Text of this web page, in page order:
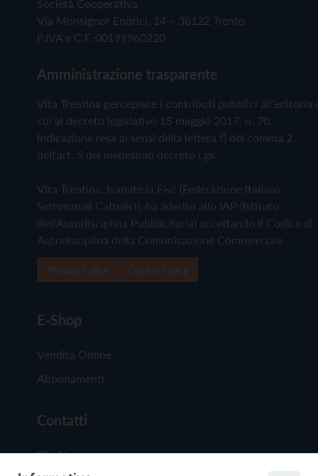
Società Cooperativa
Via Monsignor Endrici, 14 – 38122 Trento
P.IVA e C.F. 00199960220
Amministrazione trasparente
Vita Trentina percepisce i contributi pubblici all'editoria
cui al decreto legislativo 15 maggio 2017, n. 70.
Indicazione resa ai sensi della lettera f) del comma 2
dell'art. 5 del medesimo decreto Lgs.
Vita Trentina, tramite la Fisc (Federazione Italiana
Settimanali Cattolici), ha aderito allo IAP (Istituto
dell'Autodisciplina Pubblicitaria) accettando il Codice di
Autodisciplina della Comunicazione Commerciale
E-Shop
Vendita Online
Abbonamenti
Contatti
Chi Siamo